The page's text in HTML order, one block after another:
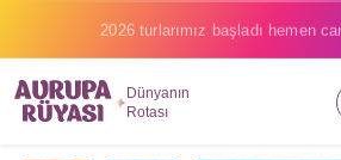
2026 turlarımız başladı hemen
Dünyanın
Rotası